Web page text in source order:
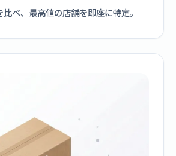
べ、最高値の店舗を即座に特定。